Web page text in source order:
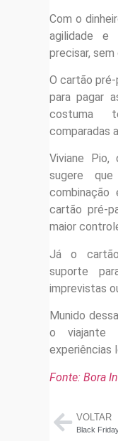
Com o
agilidade e
precisar, sem
O cartão
para pagar
costuma
comparadas
Viviane Pio,
sugere
cartão pré-
maior
Já o
suporte
imprevistas
Munido
o viajante
experiências
Fonte: Bora
VOLTAR